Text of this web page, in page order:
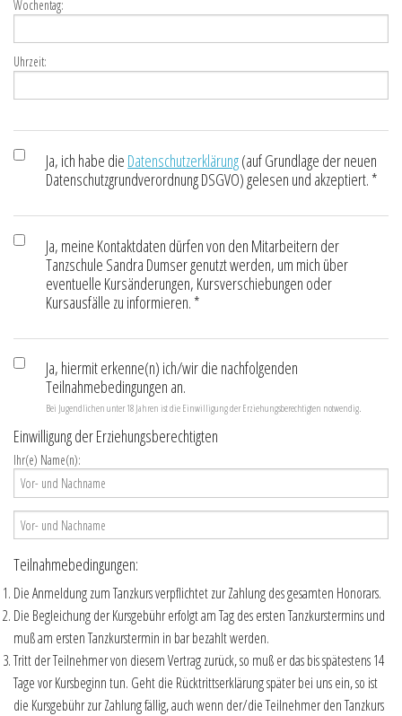
Wochentag:
Uhrzeit:
Ja, ich habe die Datenschutzerklärung(auf Grundlage der neuen
Datenschutzgrundverordnung DSGVO) gelesen und akzeptiert. *
Ja, meine Kontaktdaten dürfen von den Mitarbeitern der
Tanzschule Sandra Dumser genutzt werden, um mich über
eventuelle Kursänderungen, Kursverschiebungen oder
Kursausfälle zu informieren. *
Ja, hiermit erkenne(n) ich/wir die nachfolgenden
Teilnahmebedingungen an.
Bei Jugendlichen unter 18 Jahren ist die Einwilligung der Erziehungsberechtigten notwendig.
Einwilligung der Erziehungsberechtigten
Ihr(e) Name(n):
Teilnahmebedingungen:
Die Anmeldung zum Tanzkurs verpflichtet zur Zahlung des gesamten Honorars.
Die Begleichung der Kursgebühr erfolgt am Tag des ersten Tanzkurstermins und
muß am ersten Tanzkurstermin in bar bezahlt werden.
Tritt der Teilnehmer von diesem Vertrag zurück, so muß er das bis spätestens 14
Tage vor Kursbeginn tun. Geht die Rücktrittserklärung später bei uns ein, so ist
die Kursgebühr zur Zahlung fällig, auch wenn der/die Teilnehmer den Tanzkurs